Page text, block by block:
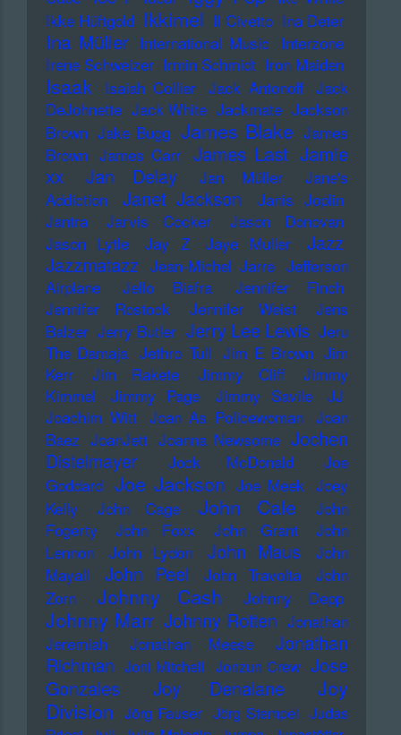
Ikke Hüftgold Ikkimel Il Civetto Ina Deter
Ina Müller International Music Interzone
Irene Schweizer Irmin Schmidt Iron Maiden
Isaak Isaiah Collier Jack Antonoff Jack
DeJohnette Jack White Jackmate Jackson
Brown Jake Bugg James Blake James
Brown James Carr James Last Jamie
xx
Jan Delay Jan Müller
Jane's
Addiction
Janet Jackson
Janis Joplin
Jantra
Jarvis Cocker
Jason Donovan
Jason Lytle
Jay Z Jaye Muller
Jazz
Jazzmatazz Jean-Michel Jarre Jefferson
Airplane
Jello Biafra
Jennifer Finch
Jennifer Rostock
Jennifer Weist
Jens
Balzer Jerry Butler Jerry Lee Lewis Jeru
The Damaja Jethro Tull Jim E Brown Jim
Kerr
Jim Rakete Jimmy Cliff
Jimmy
Kimmel
Jimmy Page Jimmy Savile
JJ
Joachim Witt Joan As Policewoman Joan
Baez JoanJett Joanna Newsome Jochen
Distelmayer
Jock McDonald
Joe
Goddard Joe Jackson Joe Meek Joey
Kelly
John Cage John Cale
John
Fogerty
John Foxx John Grant
John
Lennon
John Lydon John Maus
John
Mayall
John Peel John Travolta
John
Zorn
Johnny Cash Johnny Depp
Johnny Marr Johnny Rotten Jonathan
Jeremiah
Jonathan Meese
Jonathan
Richman Joni Mitchell Jonzun Crew Jose
Gonzales
Joy Denalane
Joy
Division Jörg Fauser Jörg Stempel Judas